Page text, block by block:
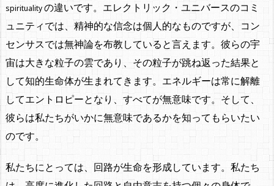
spiritualityの違いです。エレクトリック・ユニバースのコミ
ュニティでは、精神的な信念は個人的なものですが、コン
センサスでは無神論を布教していると言えます。彼らの宇
宙は大きな粒子の雲であり、その粒子が跳ね返った結果と
して知的生命体が生まれてきます。エネルギーは常に解離
してエントロピーとなり、すべてが無意味です。そして、
彼らは私たちがいかに無意味であるかを知ってもらいたい
のです。
私たちにとっては、 回路が生命を形成しています。私たち